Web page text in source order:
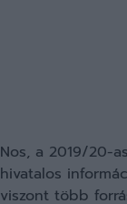
Nos, a 2019/20-
hivatalos
viszont több